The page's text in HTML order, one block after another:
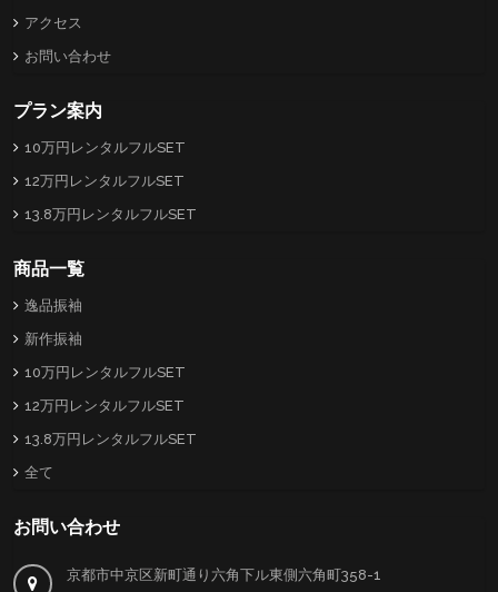
アクセス
お問い合わせ
プラン案内
10万円レンタルフルSET
12万円レンタルフルSET
13.8万円レンタルフルSET
商品一覧
逸品振袖
新作振袖
10万円レンタルフルSET
12万円レンタルフルSET
13.8万円レンタルフルSET
全て
お問い合わせ
京都市中京区新町通り六角下ル東側六角町358-1